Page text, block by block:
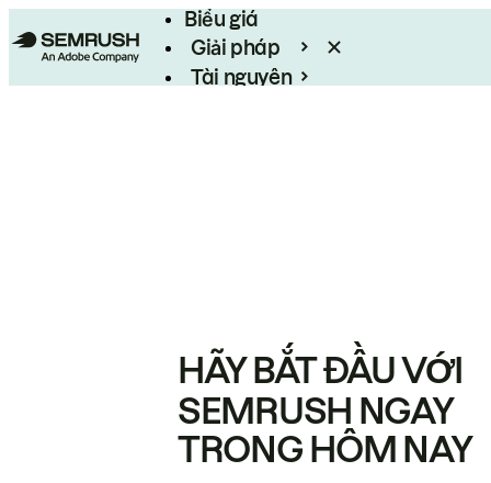
Biểu giá
Giải pháp
Tài nguyên
HÃY BẮT ĐẦU VỚI
SEMRUSH NGAY
TRONG HÔM NAY